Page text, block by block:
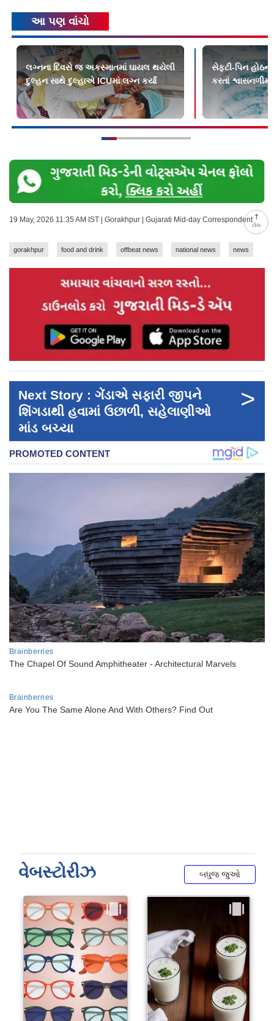
ટોચ
આ પણ વાંચો
લગ્નના દિવસે જ અકસ્માતમાં ઘાયલ થયેલી
દુલ્હન સાથે દુલ્હાએ ICUમાં લગ્ન કર્યાં
સેફ્ટી-પિન
કરતાં
19 May, 2026 11:35 AM IST | Gorakhpur | Gujarati Mid-day Correspondent
gorakhpur food and drink offbeat news national news news
Next Story : ગેંડાએ સફારી જીપને
શિંગડાથી હવામાં ઉછાળી, સહેલાણીઓ
માંડ બચ્યા
>
વેબસ્ટોરીઝ બધુજ જુઓ